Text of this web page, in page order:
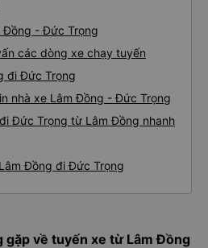
Đồng - Đức Trọng
các dòng xe chạy tuyến
đi Đức Trọng
nhà xe Lâm Đồng - Đức Trọng
Đức Trọng từ Lâm Đồng nhanh
Đồng đi Đức Trọng
gặp về tuyến xe từ Lâm Đồng